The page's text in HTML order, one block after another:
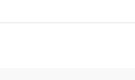
Zlatá